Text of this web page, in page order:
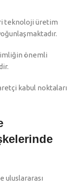
teknoloji üretim
önemli
kabul noktaları
uluslararası